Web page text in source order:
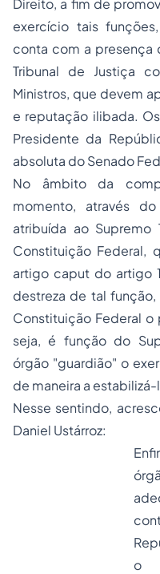
Direito, a fim de
exercício tais
conta com a presença
Tribunal de Justiça
Ministros, que devem
e reputação ilibada.
Presidente da
absoluta do Senado
No âmbito da
momento, através
atribuída ao Supremo
Constituição Federal,
artigo caputdo artigo
destreza de tal
Constituição Federal
seja, é função do
órgão "guardião" o
de maneira a
Nesse sentindo,
Daniel Ustárroz:
o